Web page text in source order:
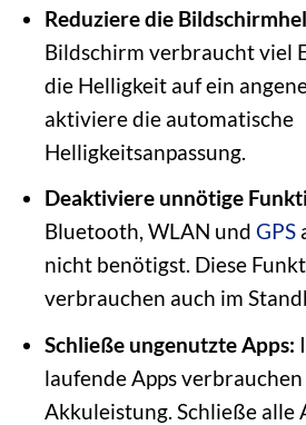
Reduziere die
Bildschirm verbraucht viel
die Helligkeit auf ein
aktiviere die automatische
Helligkeitsanpassung.
Deaktiviere unnötige
Bluetooth, WLAN und GPS
nicht benötigst. Diese
verbrauchen auch im
Schließe ungenutzte Apps:
laufende Apps
Akkuleistung. Schließe alle